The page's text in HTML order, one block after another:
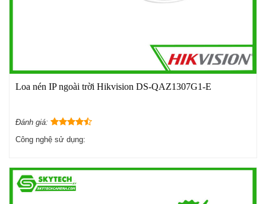
Loa nén IP ngoài trời Hikvision DS-QAZ1307G1-E
Đánh giá:
Công nghệ sử dụng: